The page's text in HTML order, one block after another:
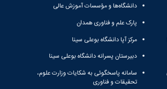
دانشگاه‌ها و مؤسسات آموزش عالی
پارک علم و فناوری همدان
مرکز آپا دانشگاه بوعلی سینا
دبیرستان پسرانه دانشگاه بوعلی سینا
سامانه پاسخگوئی به شکایات وزارت علوم،
تحقیقات و فناوری